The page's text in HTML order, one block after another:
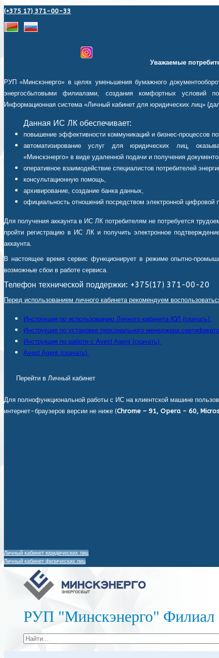
(+375 17) 371-00-33
Уважаемые
РУП «Минскэнерго» в целях уменьшения бумажного
энергосбытовыми филиалами, создания комфортных условий
Информационная система «Личный кабинет для юридических лиц»
Данная ИС ЛК обеспечивает:
повышение эффективности коммуникаций и бизнес-процессов
автоматизирование услуг для юридических лиц,
«Минскэнерго» в виде удаленной подачи и получения
оперативное взаимодействие специалистов потребителей
консультационную помощь,
архивирование, создание банка данных,
официальность отношений посредством электронной цифровой
Для получения аккаунта в ИС ЛК потребителям не потребуется
пройти регистрацию в ИС ЛК и получить электронное
аккаунта.
В настоящее время сервис функционирует в режиме опытно-
возможные сбои в работе сервиса.
Телефон технической поддержки: +375(17) 371-00-20
Перед использованием личного кабинета рекомендуем
Инструкция по использованию Личного кабинета ЮЛ (скачать).
Инструкция по установке персонального менеджера
Инструкция по работе с Avest Agent (скачать).
Avest Agent (скачать).
Перейти в Личный кабинет
Для полнофункциональной работы с ИС на клиентской машине
интернет-браузеров версии не ниже (Chrome – 91, Opera - 60,
Личный кабинет юридических лиц
Личный кабинет физических лиц
РУП "Минскэнерго" Филиал